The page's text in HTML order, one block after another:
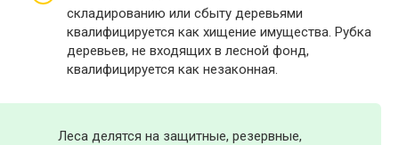
складированию или сбыту деревьями
квалифицируется как хищение имущества. Рубка
деревьев, не входящих в лесной фонд,
квалифицируется как незаконная.
Леса делятся на защитные, резервные,